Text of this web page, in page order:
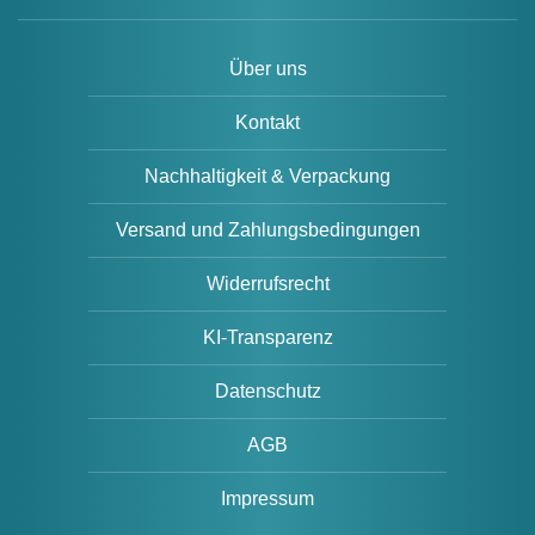
Über uns
Kontakt
Nachhaltigkeit & Verpackung
Versand und Zahlungsbedingungen
Widerrufsrecht
KI-Transparenz
Datenschutz
AGB
Impressum